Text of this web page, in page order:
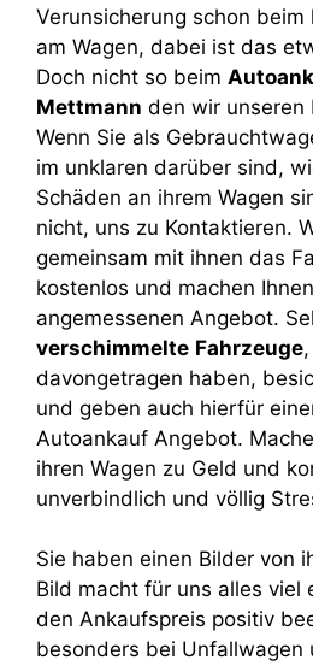
Verunsicherung schon beim
am Wagen, dabei ist das
Doch nicht so beim
Mettmann den wir unseren
Wenn Sie als
im unklaren darüber sind,
Schäden an ihrem Wagen
nicht, uns zu Kontaktieren.
gemeinsam mit ihnen das
kostenlos und machen
angemessenen Angebot.
verschimmelte Fahrzeuge
davongetragen haben,
und geben auch hierfür
Autoankauf Angebot.
ihren Wagen zu Geld und
unverbindlich und völlig
Sie haben einen Bilder von
Bild macht für uns alles viel
den Ankaufspreis positiv
besonders bei Unfallwagen